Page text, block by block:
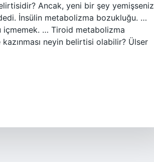
Ancak, yeni bir şey yemişseniz
İnsülin metabolizma bozukluğu. …
… Tiroid metabolizma
neyin belirtisi olabilir? Ülser